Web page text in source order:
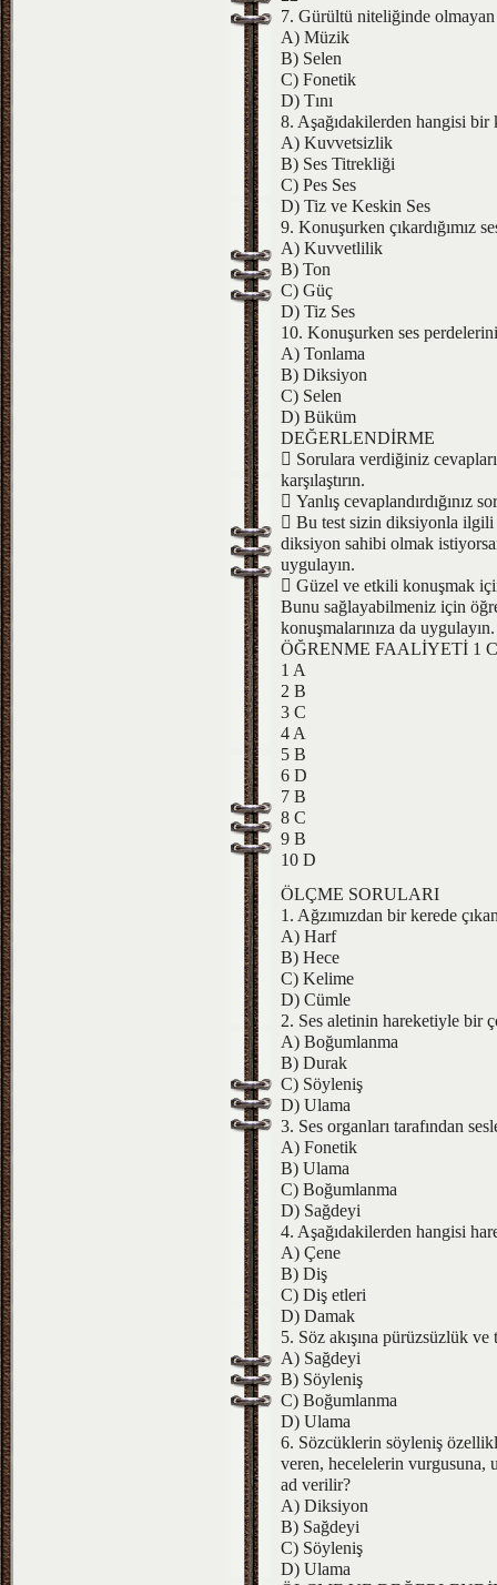
7. Gürültü niteliğinde olmayan
A) Müzik
B) Selen
C) Fonetik
D) Tını
8. Aşağıdakilerden hangisi bir
A) Kuvvetsizlik
B) Ses Titrekliği
C) Pes Ses
D) Tiz ve Keskin Ses
9. Konuşurken çıkardığımız
A) Kuvvetlilik
B) Ton
C) Güç
D) Tiz Ses
10. Konuşurken ses
A) Tonlama
B) Diksiyon
C) Selen
D) Büküm
DEĞERLENDİRME
 Sorulara verdiğiniz
karşılaştırın.
 Yanlış cevaplandırdığınız
 Bu test sizin diksiyonla
diksiyon sahibi olmak
uygulayın.
 Güzel ve etkili konuşmak
Bunu sağlayabilmeniz için
konuşmalarınıza da uygulayın.
ÖĞRENME FAALİYETİ 1
1 A
2 B
3 C
4 A
5 B
6 D
7 B
8 C
9 B
10 D
ÖLÇME SORULARI
1. Ağzımızdan bir kerede
A) Harf
B) Hece
C) Kelime
D) Cümle
2. Ses aletinin hareketiyle bir
A) Boğumlanma
B) Durak
C) Söyleniş
D) Ulama
3. Ses organları tarafından
A) Fonetik
B) Ulama
C) Boğumlanma
D) Sağdeyi
4. Aşağıdakilerden hangisi
A) Çene
B) Diş
C) Diş etleri
D) Damak
5. Söz akışına pürüzsüzlük
A) Sağdeyi
B) Söyleniş
C) Boğumlanma
D) Ulama
6. Sözcüklerin söyleniş
veren, hecelelerin vurgusuna,
ad verilir?
A) Diksiyon
B) Sağdeyi
C) Söyleniş
D) Ulama